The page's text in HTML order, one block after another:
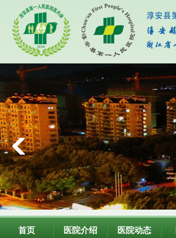
首页 医院介绍 医院动态